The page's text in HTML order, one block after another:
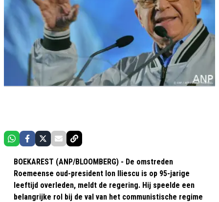
BOEKAREST (ANP/BLOOMBERG) - De omstreden
Roemeense oud-president Ion Iliescu is op 95-jarige
leeftijd overleden, meldt de regering. Hij speelde een
belangrijke rol bij de val van het communistische regime